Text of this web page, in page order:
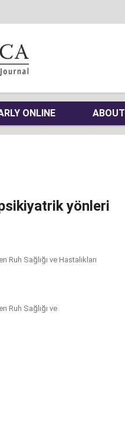
ONLINE ABOUT
yönleri
Sağlığı ve Hastalıkları
Ruh Sağlığı ve